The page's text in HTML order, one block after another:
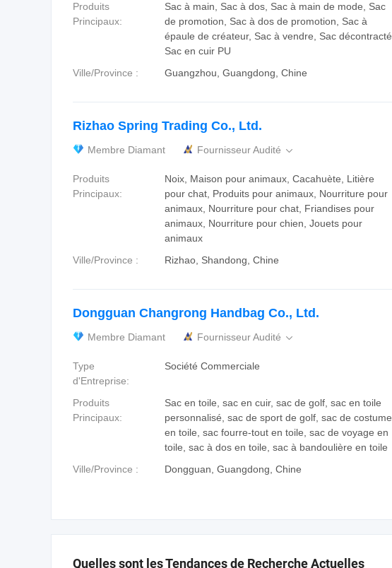
Produits
Principaux:
Sac à main, Sac à dos, Sac à main de mode, Sac
de promotion, Sac à dos de promotion, Sac à
épaule de créateur, Sac à vendre, Sac décontracté,
Sac en cuir PU
Ville/Province :
Guangzhou, Guangdong, Chine
Rizhao Spring Trading Co., Ltd.
Membre Diamant Fournisseur Audité 
Produits
Principaux:
Noix, Maison pour animaux, Cacahuète, Litière
pour chat, Produits pour animaux, Nourriture pour
animaux, Nourriture pour chat, Friandises pour
animaux, Nourriture pour chien, Jouets pour
animaux
Ville/Province :
Rizhao, Shandong, Chine
Dongguan Changrong Handbag Co., Ltd.
Membre Diamant Fournisseur Audité 
Type
d'Entreprise:
Société Commerciale
Produits
Principaux:
Sac en toile, sac en cuir, sac de golf, sac en toile
personnalisé, sac de sport de golf, sac de costume
en toile, sac fourre-tout en toile, sac de voyage en
toile, sac à dos en toile, sac à bandoulière en toile
Ville/Province :
Dongguan, Guangdong, Chine
Quelles sont les Tendances de Recherche Actuelles